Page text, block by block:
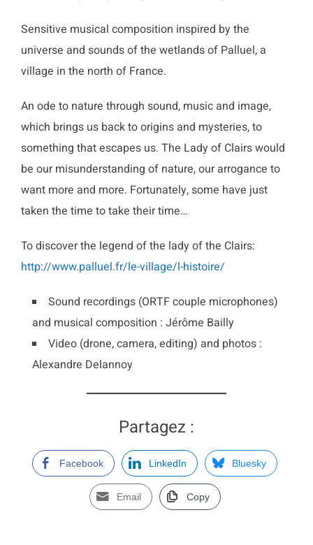
Sensitive musical composition inspired by the
universe and sounds of the wetlands of Palluel, a
village in the north of France.
An ode to nature through sound, music and image,
which brings us back to origins and mysteries, to
something that escapes us. The Lady of Clairs would
be our misunderstanding of nature, our arrogance to
want more and more. Fortunately, some have just
taken the time to take their time…
To discover the legend of the lady of the Clairs:
http://www.palluel.fr/le-village/l-histoire/
Sound recordings (ORTF couple microphones)
and musical composition : Jérôme Bailly
Video (drone, camera, editing) and photos :
Alexandre Delannoy
Partagez :
Facebook LinkedIn Bluesky
Email Copy